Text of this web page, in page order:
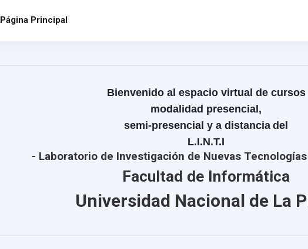
Página Principal
Bienvenido al espacio virtual de cursos
modalidad presencial,
semi-presencial y a distancia del
L.I.N.T.I
- Laboratorio de Investigación de Nuevas
Facultad de Informática
Universidad Nacional de La